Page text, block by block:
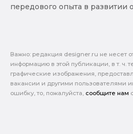
передового опыта в развитии
Важно: pедакция designer.ru не несет
информацию в этой публикации, в т. ч.
графические изображения,
вакансии и другими пользователями
ошибку, то, пожалуйста, сообщите нам